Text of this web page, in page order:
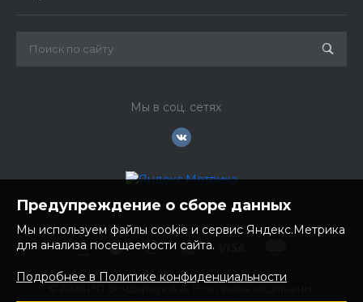
Мы в соц. сетях
Предупреждение о сборе данных
Мы используем файлы cookie и сервис Яндекс.Метрика
для анализа посещаемости сайта.
Подробнее в Политике конфиденциальности